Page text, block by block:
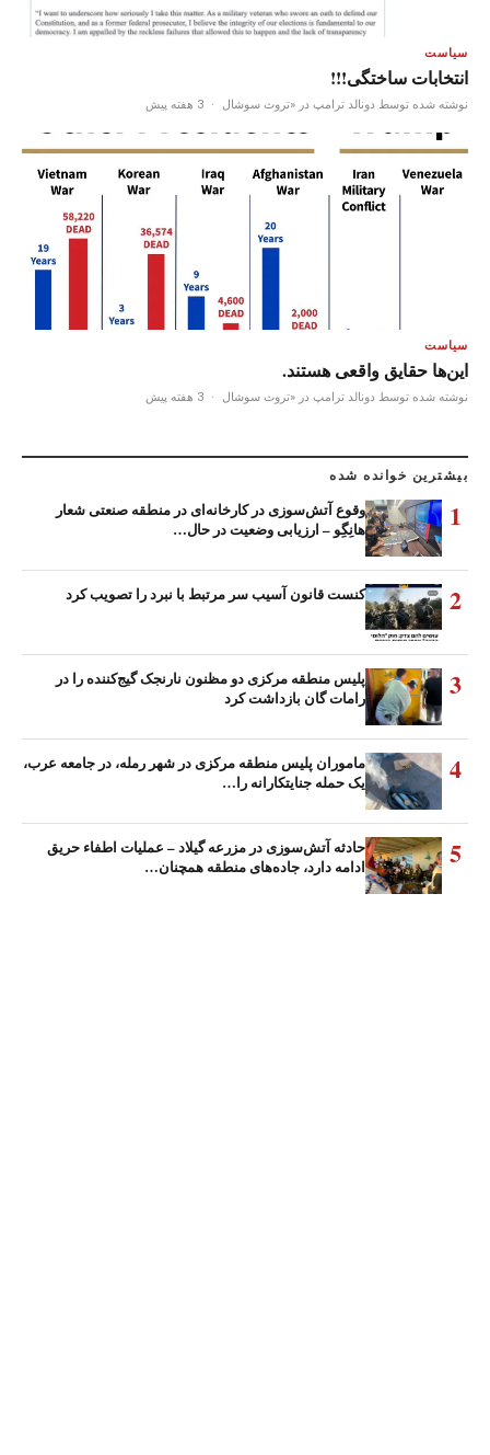
سیاست
انتخابات ساختگی!!!
نوشته شده توسط دونالد ترامپ در «تروث سوشال · 3 هفته پیش
سیاست
این‌ها حقایق واقعی هستند.
نوشته شده توسط دونالد ترامپ در «تروث سوشال · 3 هفته پیش
بیشترین خوانده شده
1
وقوع آتش‌سوزی در کارخانه‌ای در منطقه صنعتی شعار
هانِگِو – ارزیابی وضعیت در حال…
2 کنست قانون آسیب سر مرتبط با نبرد را تصویب کرد
3
پلیس منطقه مرکزی دو مظنون نارنجک گیج‌کننده را در
رامات گان بازداشت کرد
4
ماموران پلیس منطقه مرکزی در شهر رمله، در جامعه عرب،
یک حمله جنایتکارانه را…
5
حادثه آتش‌سوزی در مزرعه گیلاد – عملیات اطفاء حریق
ادامه دارد، جاده‌های منطقه همچنان…